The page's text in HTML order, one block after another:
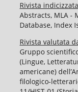
Rivista
Abstracts, MLA -
Database, Index
Rivista valutata
Gruppo
(Lingue,
americane)
filologico-